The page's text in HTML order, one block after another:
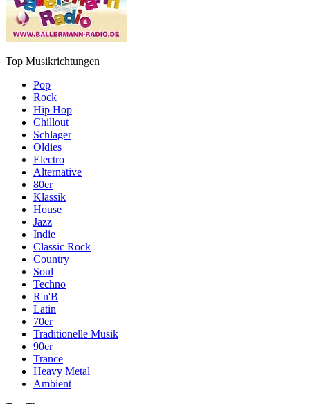
Top Musikrichtungen
Pop
Rock
Hip Hop
Chillout
Schlager
Oldies
Electro
Alternative
80er
Klassik
House
Jazz
Indie
Classic Rock
Country
Soul
Techno
R'n'B
Latin
70er
Traditionelle Musik
90er
Trance
Heavy Metal
Ambient